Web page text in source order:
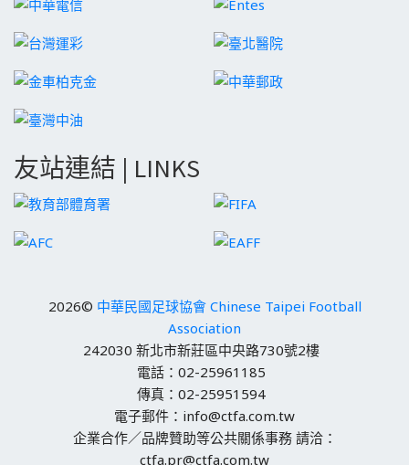
友站連結 | LINKS
2026© 中華民國足球協會 Chinese Taipei Football
Association
242030 新北市新莊區中央路730號2樓
電話：02-25961185
傳真：02-25951594
電子郵件：info@ctfa.com.tw
企業合作／品牌贊助等公共關係事務 請洽：
ctfa.pr@ctfa.com.tw